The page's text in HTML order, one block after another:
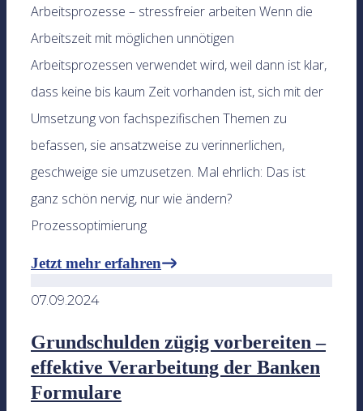
Arbeitsprozesse – stressfreier arbeiten Wenn die
Arbeitszeit mit möglichen unnötigen
Arbeitsprozessen verwendet wird, weil dann ist klar,
dass keine bis kaum Zeit vorhanden ist, sich mit der
Umsetzung von fachspezifischen Themen zu
befassen, sie ansatzweise zu verinnerlichen,
geschweige sie umzusetzen. Mal ehrlich: Das ist
ganz schön nervig, nur wie ändern?
Prozessoptimierung
Jetzt mehr erfahren
07.09.2024
Grundschulden zügig vorbereiten –
effektive Verarbeitung der Banken
Formulare